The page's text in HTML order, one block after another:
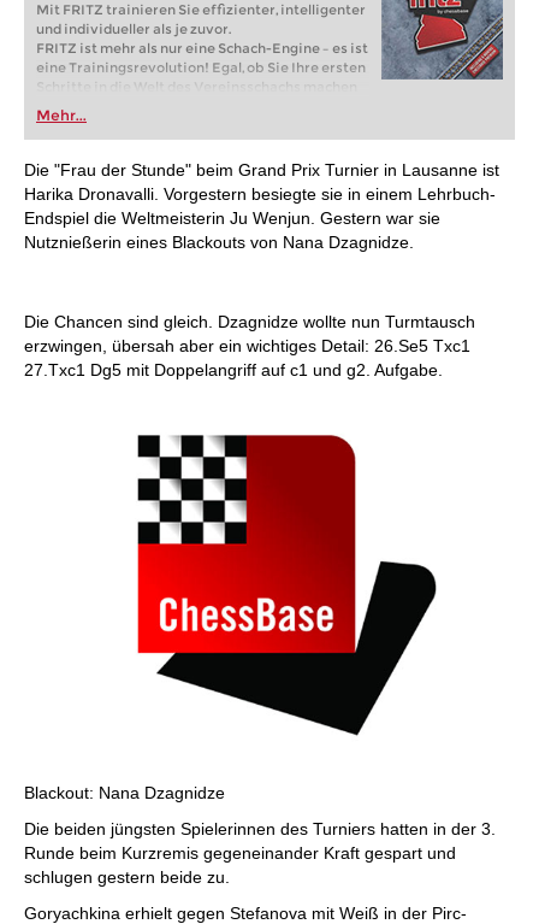
Mit FRITZ trainieren Sie effizienter, intelligenter
und individueller als je zuvor.
FRITZ ist mehr als nur eine Schach-Engine – es ist
eine Trainingsrevolution! Egal, ob Sie Ihre ersten
Schritte in die Welt des Vereinsschachs machen
oder bereits auf Turnierniveau spielen: Mit
FRITZ trainieren Sie effizienter, intelligenter und
individueller als je zuvor.
Mehr...
Die "Frau der Stunde" beim Grand Prix Turnier in Lausanne ist
Harika Dronavalli. Vorgestern besiegte sie in einem Lehrbuch-
Endspiel die Weltmeisterin Ju Wenjun. Gestern war sie
Nutznießerin eines Blackouts von Nana Dzagnidze.
Die Chancen sind gleich. Dzagnidze wollte nun Turmtausch
erzwingen, übersah aber ein wichtiges Detail: 26.Se5 Txc1
27.Txc1 Dg5 mit Doppelangriff auf c1 und g2. Aufgabe.
Blackout: Nana Dzagnidze
Die beiden jüngsten Spielerinnen des Turniers hatten in der 3.
Runde beim Kurzremis gegeneinander Kraft gespart und
schlugen gestern beide zu.
Goryachkina erhielt gegen Stefanova mit Weiß in der Pirc-